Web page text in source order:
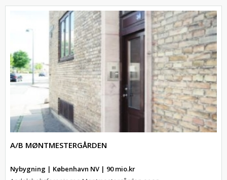
A/B MØNTMESTERGÅRDEN
Nybygning | København NV | 90 mio.kr